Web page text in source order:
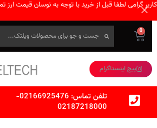
0
پیج اینستاگرام
تلفن تماس: 02166925476
-
02187218000
کاربر گرامی لطفا قبل از خرید با توجه به نوسان قیمت ارز